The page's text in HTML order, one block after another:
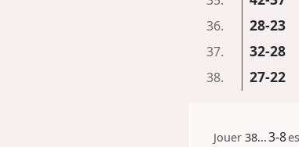
36. 28-23
37. 32-28
38. 27-22
Jouer38...3-8